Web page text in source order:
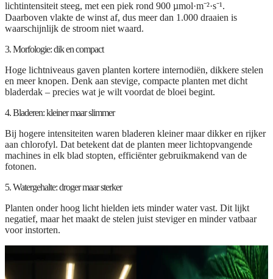
lichtintensiteit steeg, met een piek rond 900 µmol·m⁻²·s⁻¹.
Daarboven vlakte de winst af, dus meer dan 1.000 draaien is
waarschijnlijk de stroom niet waard.
3. Morfologie: dik en compact
Hoge lichtniveaus gaven planten kortere internodiën, dikkere stelen
en meer knopen. Denk aan stevige, compacte planten met dicht
bladerdak – precies wat je wilt voordat de bloei begint.
4. Bladeren: kleiner maar slimmer
Bij hogere intensiteiten waren bladeren kleiner maar dikker en rijker
aan chlorofyl. Dat betekent dat de planten meer lichtopvangende
machines in elk blad stopten, efficiënter gebruikmakend van de
fotonen.
5. Watergehalte: droger maar sterker
Planten onder hoog licht hielden iets minder water vast. Dit lijkt
negatief, maar het maakt de stelen juist steviger en minder vatbaar
voor instorten.